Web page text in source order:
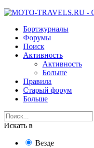
Бортжурналы
Форумы
Поиск
Активность
Активность
Больше
Правила
Старый форум
Больше
Искать в
Везде